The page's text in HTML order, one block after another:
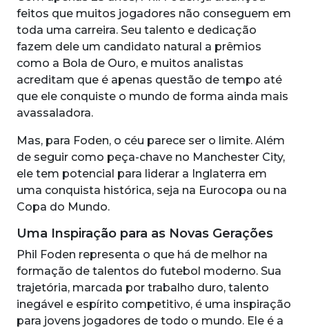
feitos que muitos jogadores não conseguem em
toda uma carreira. Seu talento e dedicação
fazem dele um candidato natural a prêmios
como a Bola de Ouro, e muitos analistas
acreditam que é apenas questão de tempo até
que ele conquiste o mundo de forma ainda mais
avassaladora.
Mas, para Foden, o céu parece ser o limite. Além
de seguir como peça-chave no Manchester City,
ele tem potencial para liderar a Inglaterra em
uma conquista histórica, seja na Eurocopa ou na
Copa do Mundo.
Uma Inspiração para as Novas Gerações
Phil Foden representa o que há de melhor na
formação de talentos do futebol moderno. Sua
trajetória, marcada por trabalho duro, talento
inegável e espírito competitivo, é uma inspiração
para jovens jogadores de todo o mundo. Ele é a